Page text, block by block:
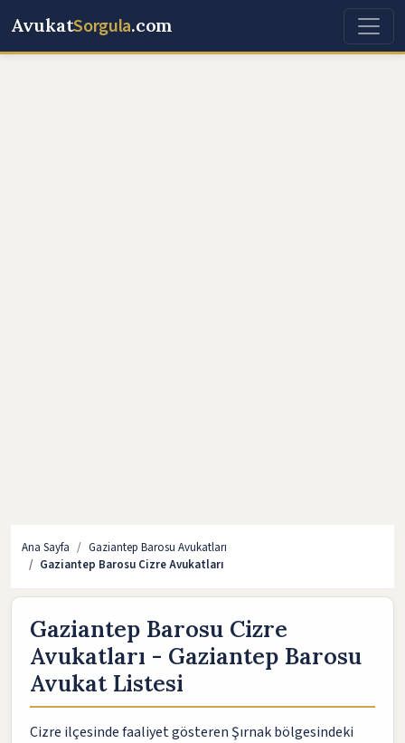
AvukatSorgula.com
Ana Sayfa
Gaziantep Barosu Avukatları
Gaziantep Barosu Cizre Avukatları
Gaziantep Barosu Cizre
Avukatları - Gaziantep Barosu
Avukat Listesi
Cizre ilçesinde faaliyet gösteren Şırnak bölgesindeki